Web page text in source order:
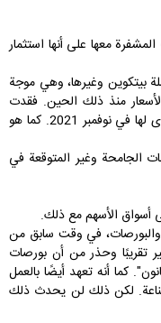
معها على أنها استثمار
بيتكوين وغيرها، وهي موجة
العام 2021. تراجعت الأسعار منذ ذلك الحين. فقدت
بيتكوين حوالي 75٪ من قيمتها منذ أعلى مستوى لها في نوفمبر 2021. كما هو
الجامحة وغير المتوقعة في
أسواق الأسهم مع ذلك.
والبورصات، في وقت سابق من
تقريبًا وحذر من أن بورصات
كما أنه تعهد أيضًا بالعمل
لكن ذلك لن يحدث ذلك